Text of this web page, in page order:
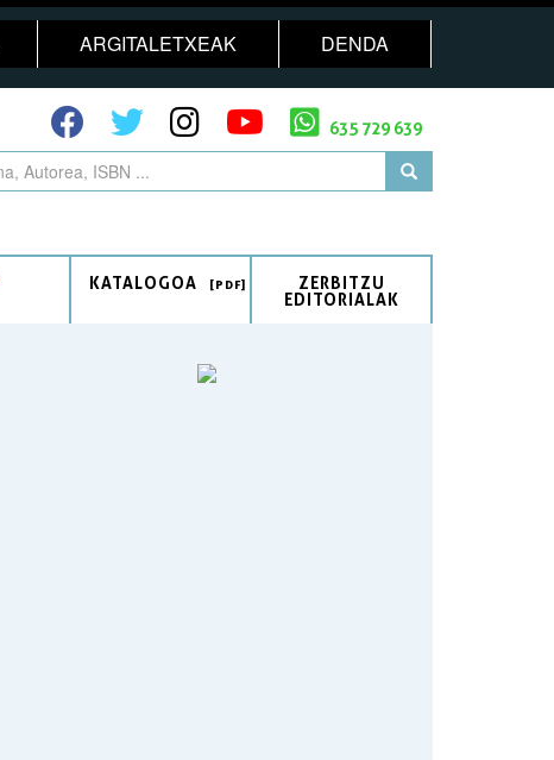
ARGITALETXEAK DENDA
635 729 639
KATALOGOA
ZERBITZU
EDITORIALAK